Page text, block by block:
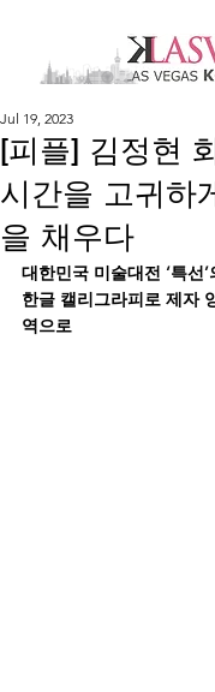
[피플] 김정현
시간을 고귀하
을 채우다
Jul 19, 2023
대한민국 미술대전 ‘특선’
한글 캘리그라피로 제자
역으로